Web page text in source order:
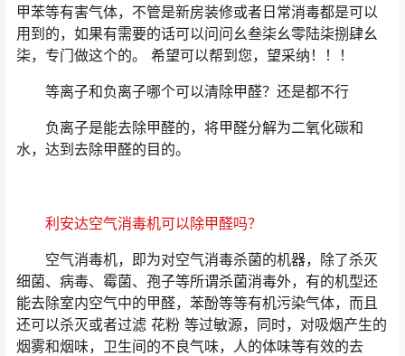
甲苯等有害气体，不管是新房装修或者日常消毒都是可以
用到的，如果有需要的话可以问问幺叁柒幺零陆柒捌肆幺
柒，专门做这个的。 希望可以帮到您，望采纳！！！
等离子和负离子哪个可以清除甲醛？还是都不行
负离子是能去除甲醛的，将甲醛分解为二氧化碳和
水，达到去除甲醛的目的。
利安达空气消毒机可以除甲醛吗？
空气消毒机，即为对空气消毒杀菌的机器，除了杀灭
细菌、病毒、霉菌、孢子等所谓杀菌消毒外，有的机型还
能去除室内空气中的甲醛，苯酚等等有机污染气体，而且
还可以杀灭或者过滤 花粉 等过敏源，同时，对吸烟产生的
烟雾和烟味，卫生间的不良气味，人的体味等有效的去